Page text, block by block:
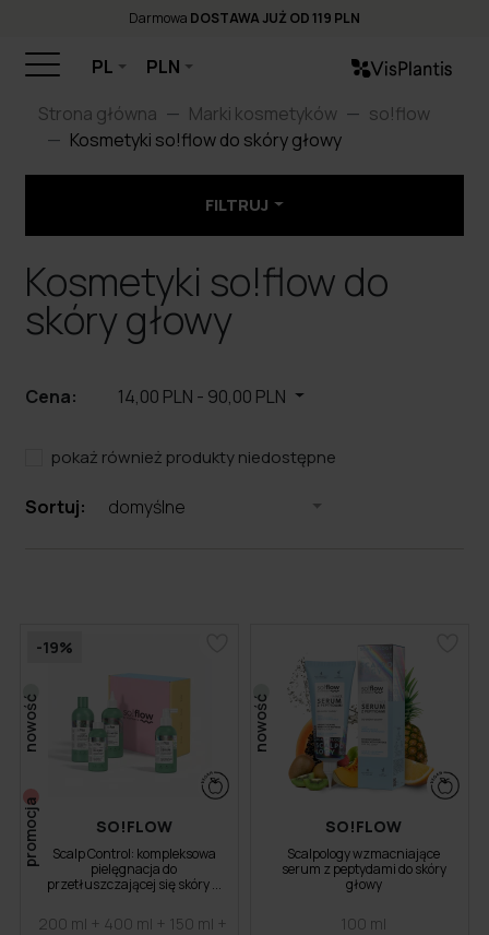
Darmowa DOSTAWA JUŻ OD 119 PLN
PL
PLN
Strona główna
Marki kosmetyków
so!flow
Kosmetyki so!flow do skóry głowy
FILTRUJ
Kosmetyki so!flow do
skóry głowy
Cena: 14,00 PLN - 90,00 PLN
pokaż również produkty niedostępne
Sortuj: domyślne
-19%
promocja
nowość
SO!FLOW
Scalp Control: kompleksowa
pielęgnacja do
przetłuszczającej się skóry ...
200 ml + 400 ml + 150 ml +
nowość
SO!FLOW
Scalpology wzmacniające
serum z peptydami do skóry
głowy
100 ml